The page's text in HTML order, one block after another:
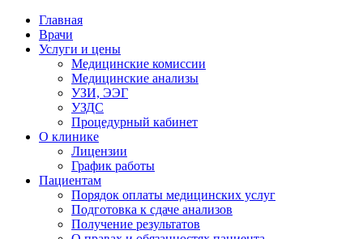
Главная
Врачи
Услуги и цены
Медицинские комиссии
Медицинские анализы
УЗИ, ЭЭГ
УЗДС
Процедурный кабинет
О клинике
Лицензии
График работы
Пациентам
Порядок оплаты медицинских услуг
Подготовка к сдаче анализов
Получение результатов